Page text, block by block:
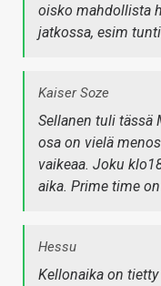
oisko mahdollista
jatkossa, esim
Kaiser Soze
Sellanen tuli tässä
osa on vielä
vaikeaa. Joku
aika. Prime time
Hessu
Kellonaika on